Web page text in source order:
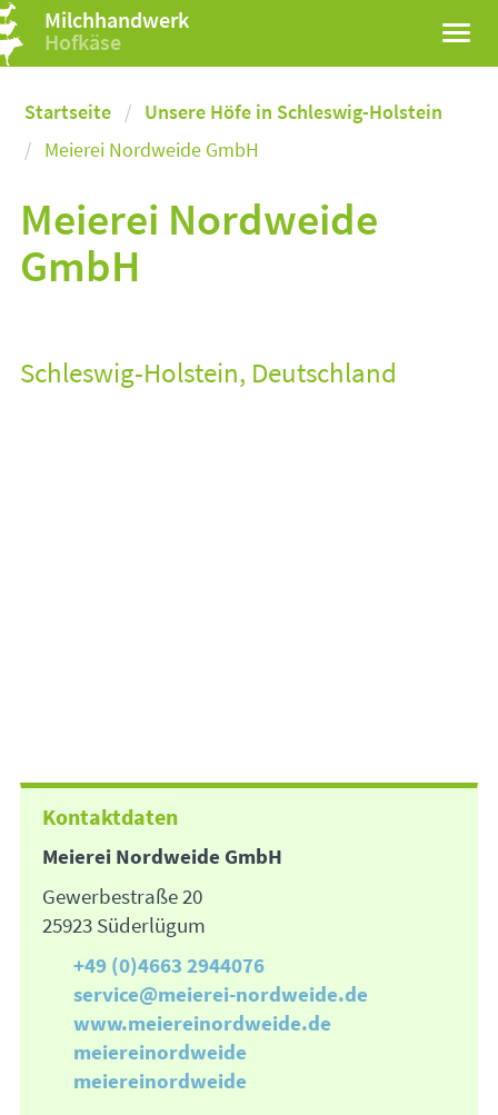
Milchhandwerk
Hofkäse
Startseite
Unsere Höfe in Schleswig-Holstein
Meierei Nordweide GmbH
Meierei Nordweide
GmbH
Schleswig-Holstein, Deutschland
Kontaktdaten
Meierei Nordweide GmbH
Gewerbestraße 20
25923 Süderlügum
+49 (0)4663 2944076
service@meierei-nordweide.de
www.meiereinordweide.de
meiereinordweide
meiereinordweide